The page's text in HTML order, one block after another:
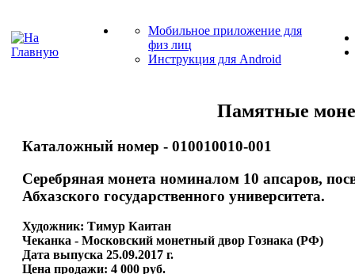
Мобильное приложение для
физ лиц
Инструкция для Android
Памятные
Каталожный номер - 010010010-001
Серебряная монета номиналом 10 апсаров,
Абхазского государственного университета.
Художник: Тимур Каитан
Чеканка - Московский монетный двор Гознака (РФ)
Дата выпуска 25.09.2017 г.
Цена продажи: 4 000 руб.